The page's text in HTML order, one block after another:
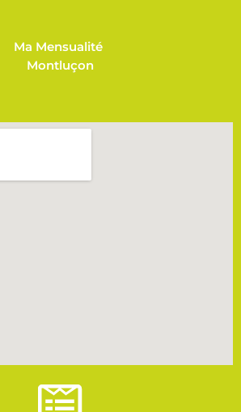
Ma Mensualité
Montluçon